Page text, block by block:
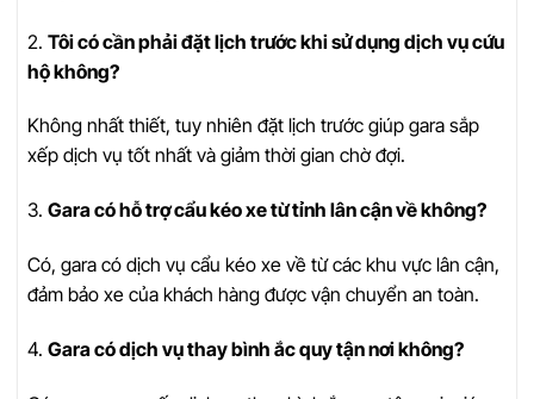
2. Tôi có cần phải đặt lịch trước khi sử dụng dịch vụ cứu
hộ không?
Không nhất thiết, tuy nhiên đặt lịch trước giúp gara sắp
xếp dịch vụ tốt nhất và giảm thời gian chờ đợi.
3. Gara có hỗ trợ cẩu kéo xe từ tỉnh lân cận về không?
Có, gara có dịch vụ cẩu kéo xe về từ các khu vực lân cận,
đảm bảo xe của khách hàng được vận chuyển an toàn.
4. Gara có dịch vụ thay bình ắc quy tận nơi không?